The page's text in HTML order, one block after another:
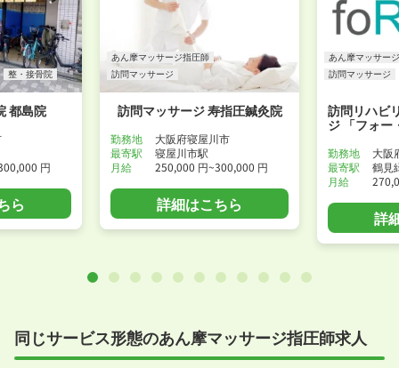
整・接骨院
都島院
円
ら
あん摩マッサージ指圧師
訪問マッサージ
訪問マッサージ 寿指圧鍼灸院
勤務地
大阪府寝屋川市
最寄駅
寝屋川市駅
月給
250,000 円~300,000 円
詳細はこちら
あん摩マッサー
訪問マッサージ
訪問リハビ
ジ 「フォー
勤務地
大阪
最寄駅
鶴見
月給
詳
同じサービス形態のあん摩マッサージ指圧師求人